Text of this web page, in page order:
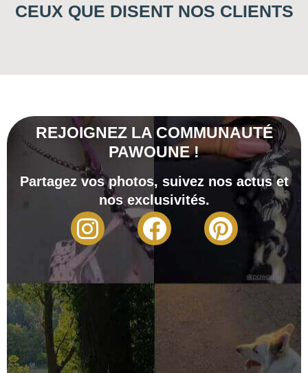
CEUX QUE DISENT NOS CLIENTS
REJOIGNEZ LA COMMUNAUTÉ
PAWOUNE !
Partagez vos photos, suivez nos actus et
nos exclusivités.